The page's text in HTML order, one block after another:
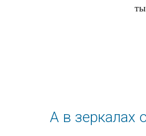
А в зеркалах